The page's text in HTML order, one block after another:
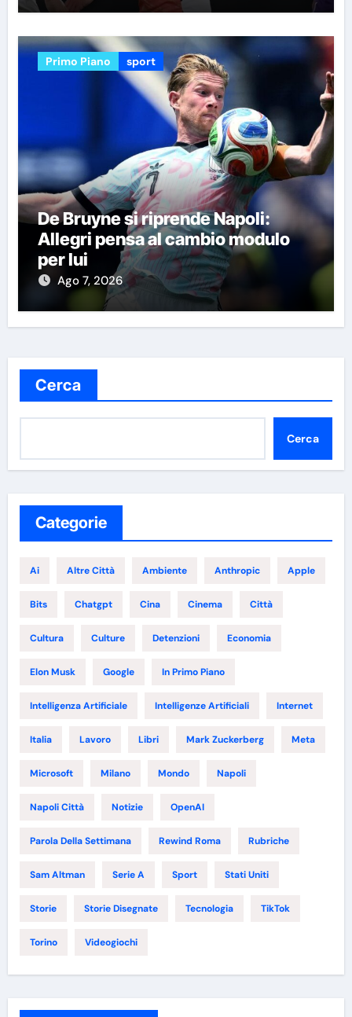
Primo Piano sport
De Bruyne si riprende Napoli:
Allegri pensa al cambio modulo
per lui
Ago 7, 2026
Cerca
Cerca
Categorie
Ai Altre Città Ambiente Anthropic Apple
Bits Chatgpt Cina Cinema Città
Cultura Culture Detenzioni Economia
Elon Musk Google In Primo Piano
Intelligenza Artificiale Intelligenze Artificiali Internet
Italia Lavoro Libri Mark Zuckerberg Meta
Microsoft Milano Mondo Napoli
Napoli Città Notizie OpenAI
Parola Della Settimana Rewind Roma Rubriche
Sam Altman Serie A Sport Stati Uniti
Storie Storie Disegnate Tecnologia TikTok
Torino Videogiochi